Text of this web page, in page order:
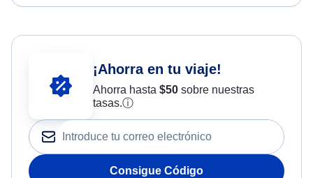
¡Ahorra en tu viaje!
Ahorra hasta $50sobre nuestras
tasas.ⓘ
Consigue Código